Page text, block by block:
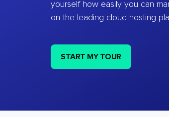
yourself how easily you can
on the leading cloud-hosting
START MY TOUR